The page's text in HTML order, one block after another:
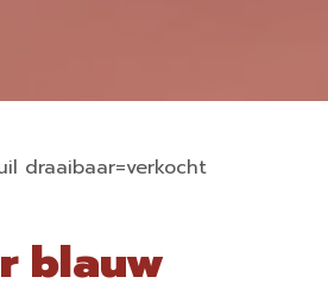
draaibaar=verkocht
blauw